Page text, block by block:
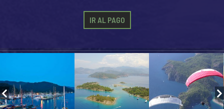
IR AL PAGO